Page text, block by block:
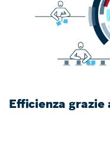
Efficienza